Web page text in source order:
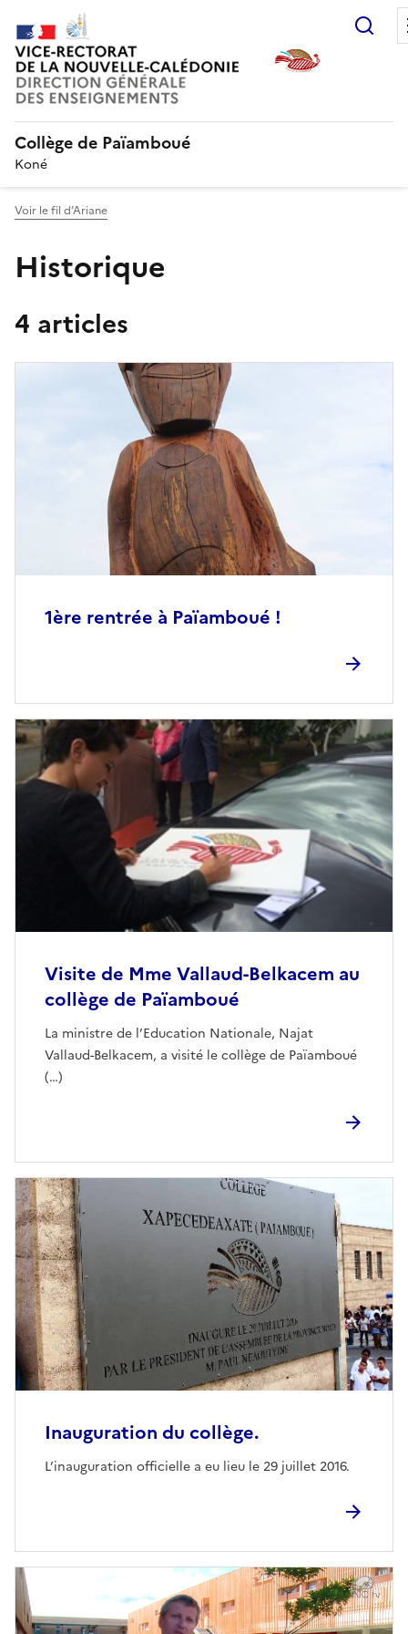
Collège de Païamboué
Koné
Voir le fil d’Ariane
Historique
4 articles
1ère rentrée à Païamboué !
Visite de Mme Vallaud-Belkacem au
collège de Païamboué
La ministre de l’Education Nationale, Najat
Vallaud-Belkacem, a visité le collège de Païamboué
(…)
Inauguration du collège.
L’inauguration officielle a eu lieu le 29 juillet 2016.